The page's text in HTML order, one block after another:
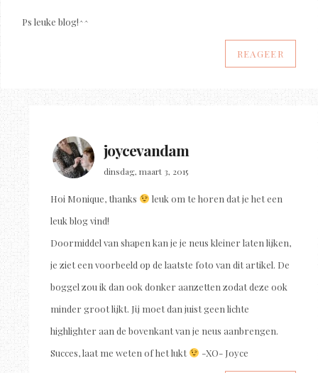
Ps leuke blog!^^
REAGEER
joycevandam
dinsdag, maart 3, 2015
Hoi Monique, thanks
leuk om te horen dat je het een
leuk blog vind!
Doormiddel van shapen kan je je neus kleiner laten lijken,
je ziet een voorbeeld op de laatste foto van dit artikel. De
boggel zou ik dan ook donker aanzetten zodat deze ook
minder groot lijkt. Jij moet dan juist geen lichte
highlighter aan de bovenkant van je neus aanbrengen.
Succes, laat me weten of het lukt
-XO- Joyce